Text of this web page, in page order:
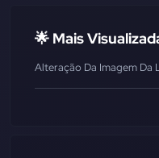
🌟 Mais
Alteração Da Imagem Da